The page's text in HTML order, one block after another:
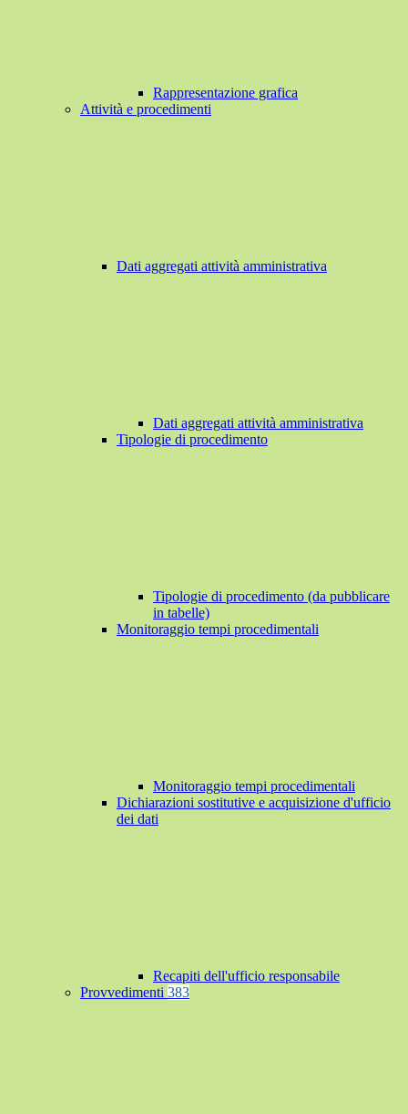
Rappresentazione grafica
Attività e procedimenti
Dati aggregati attività amministrativa
Dati aggregati attività amministrativa
Tipologie di procedimento
Tipologie di procedimento (da pubblicare
in tabelle)
Monitoraggio tempi procedimentali
Monitoraggio tempi procedimentali
Dichiarazioni sostitutive e acquisizione d'ufficio
dei dati
Recapiti dell'ufficio responsabile
Provvedimenti 383